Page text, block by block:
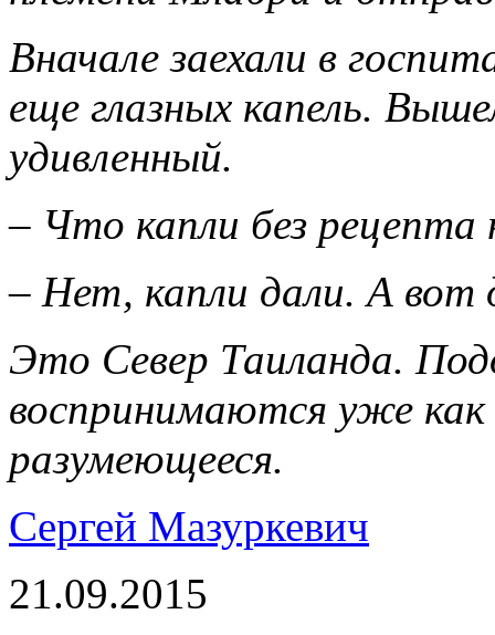
Вначале заехали в
еще глазных капель.
удивленный.
– Что капли без рецепта
– Нет, капли дали. А вот
Это Север Таиланда.
воспринимаются уже
разумеющееся.
Сергей Мазуркевич
21.09.2015